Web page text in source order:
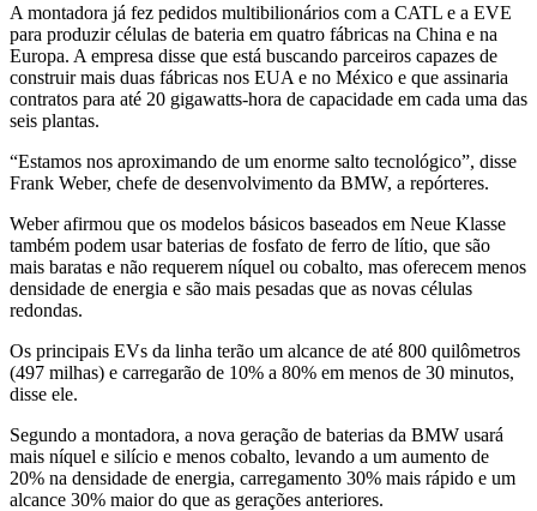
A montadora já fez pedidos multibilionários com a CATL e a EVE
para produzir células de bateria em quatro fábricas na China e na
Europa. A empresa disse que está buscando parceiros capazes de
construir mais duas fábricas nos EUA e no México e que assinaria
contratos para até 20 gigawatts-hora de capacidade em cada uma das
seis plantas.
“Estamos nos aproximando de um enorme salto tecnológico”, disse
Frank Weber, chefe de desenvolvimento da BMW, a repórteres.
Weber afirmou que os modelos básicos baseados em Neue Klasse
também podem usar baterias de fosfato de ferro de lítio, que são
mais baratas e não requerem níquel ou cobalto, mas oferecem menos
densidade de energia e são mais pesadas que as novas células
redondas.
Os principais EVs da linha terão um alcance de até 800 quilômetros
(497 milhas) e carregarão de 10% a 80% em menos de 30 minutos,
disse ele.
Segundo a montadora, a nova geração de baterias da BMW usará
mais níquel e silício e menos cobalto, levando a um aumento de
20% na densidade de energia, carregamento 30% mais rápido e um
alcance 30% maior do que as gerações anteriores.